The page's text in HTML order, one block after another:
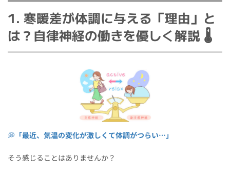
1. 寒暖差が体調に与える「理由」と
は？自律神経の働きを優しく解説 🌡️
💭 「最近、気温の変化が激しくて体調がつらい…」
そう感じることはありませんか？